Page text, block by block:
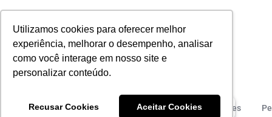
Utilizamos cookies para oferecer melhor
experiência, melhorar o desempenho, analisar
como você interage em nosso site e
personalizar conteúdo.
Recusar Cookies Aceitar Cookies
Injetoras Robôs Operatrizes